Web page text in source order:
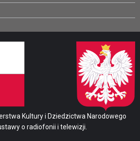
Kultury i Dziedzictwa Narodowego
o radiofonii i telewizji.